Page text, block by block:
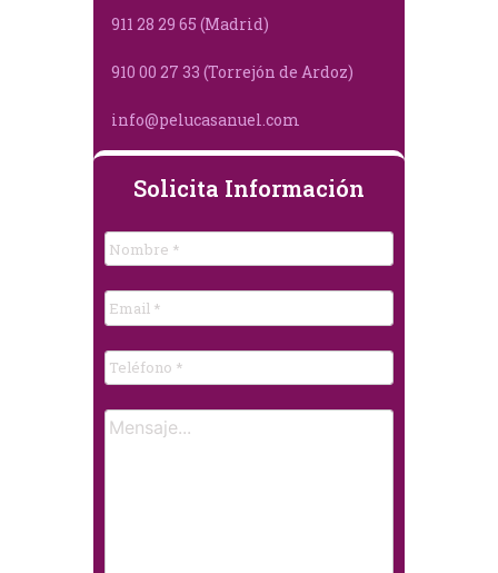
911 28 29 65 (Madrid)
910 00 27 33 (Torrejón de Ardoz)
info@pelucasanuel.com
Solicita Información